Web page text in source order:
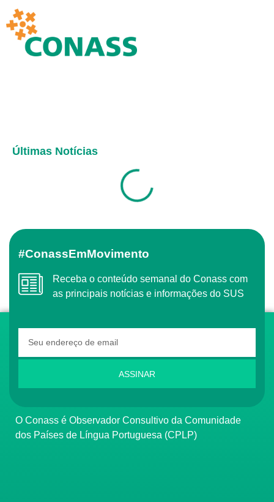
Últimas Notícias
#ConassEmMovimento
Receba o conteúdo semanal do Conass com
as principais notícias e informações do SUS
ASSINAR
O Conass é Observador Consultivo da Comunidade
dos Países de Língua Portuguesa (CPLP)